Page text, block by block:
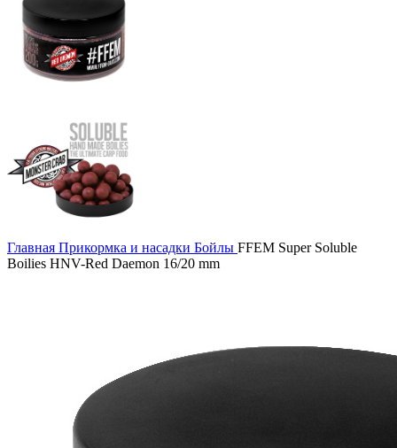
Главная Прикормка и насадки Бойлы FFEM Super Soluble
Boilies HNV-Red Dаеmon 16/20 mm